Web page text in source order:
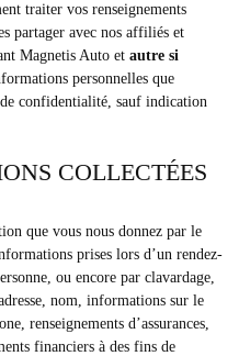
traiter vos renseignements
partager avec nos affiliés et
Magnetis Auto et autre si
personnelles que
confidentialité, sauf indication
COLLECTÉES
que vous nous donnez par le
prises lors d’un rendez-
ou encore par clavardage,
nom, informations sur le
renseignements d’assurances,
financiers à des fins de